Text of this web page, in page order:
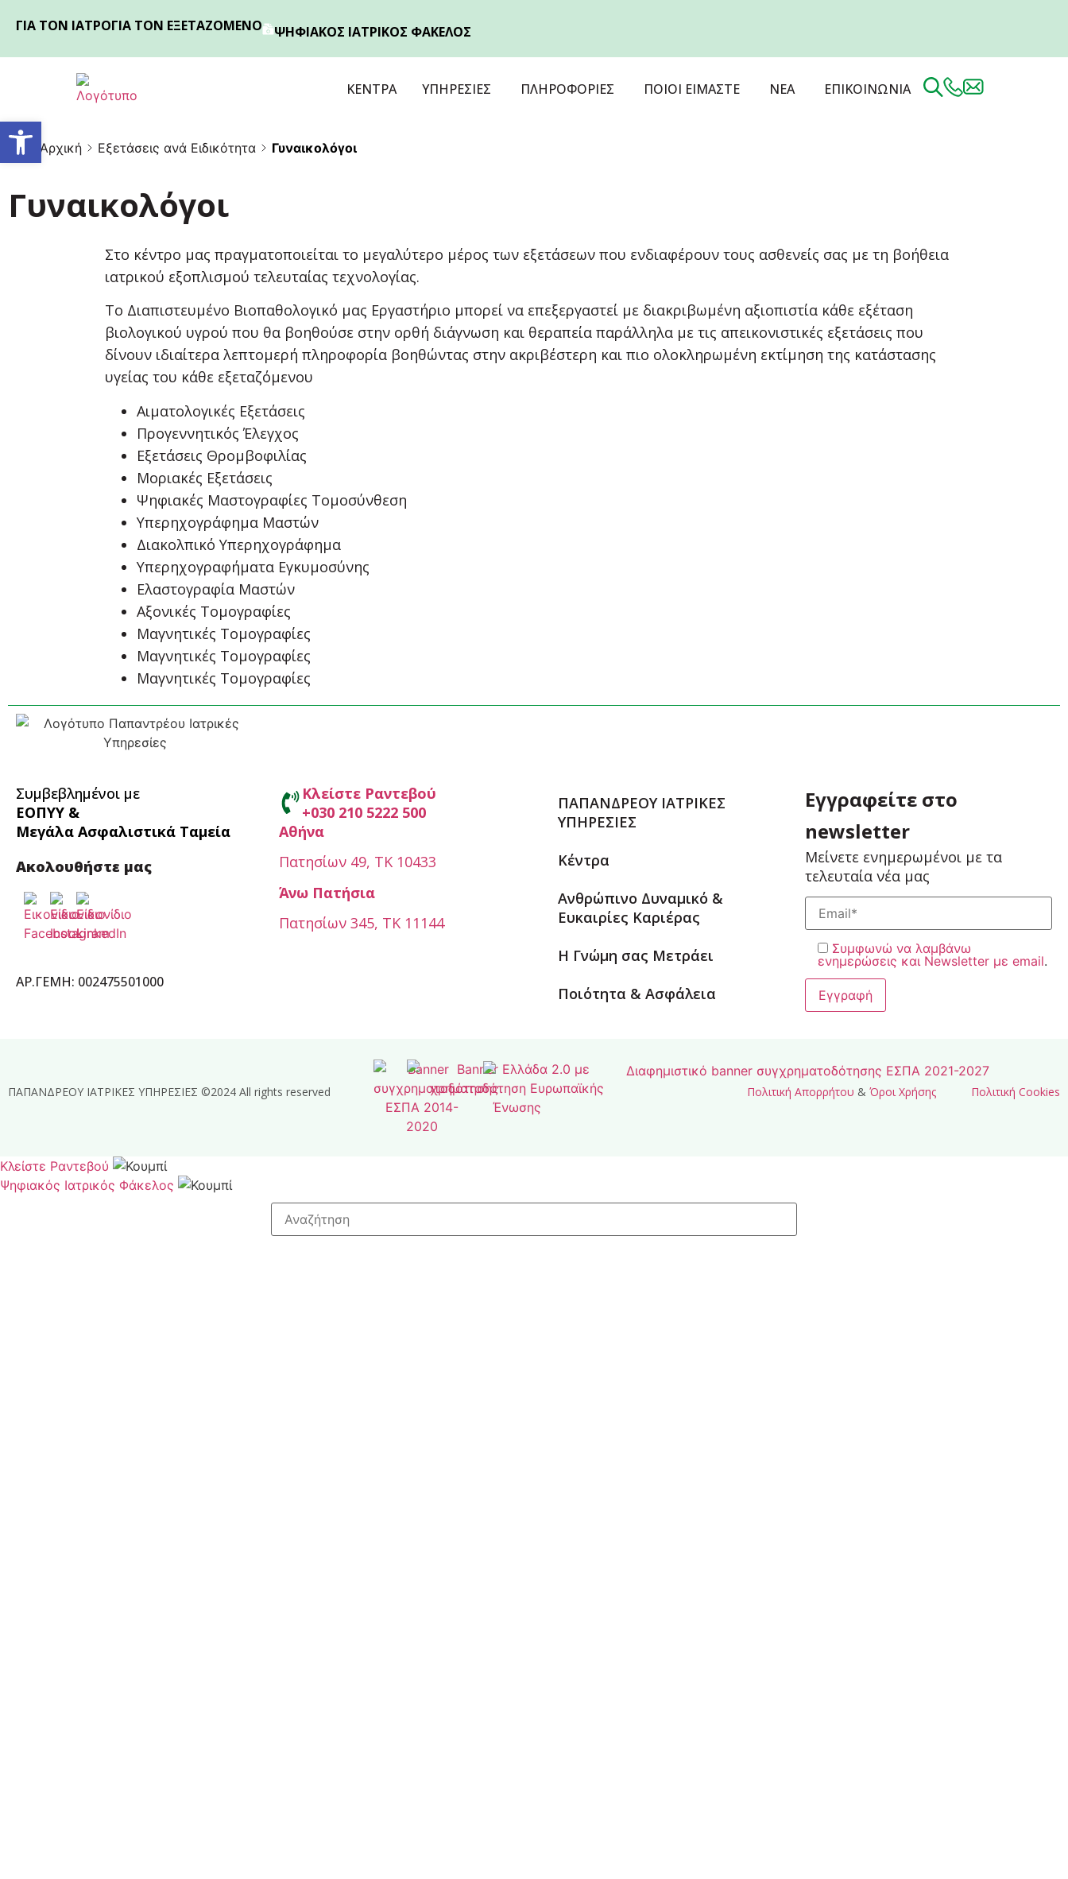
ΓΙΑ ΤΟΝ ΙΑΤΡΟΓΙΑ ΤΟΝ ΕΞΕΤΑΖΟΜΕΝΟ ΨΗΦΙΑΚΟΣ ΙΑΤΡΙΚΟΣ ΦΑΚΕΛΟΣ
ΚΕΝΤΡΑ ΥΠΗΡΕΣΙΕΣ ΠΛΗΡΟΦΟΡΙΕΣ ΠΟΙΟΙ ΕΙΜΑΣΤΕ ΝΕΑ ΕΠΙΚΟΙΝΩΝΙΑ
Αρχική Εξετάσεις ανά Eιδικότητα Γυναικολόγοι
Γυναικολόγοι
Στο κέντρο μας πραγματοποιείται το μεγαλύτερο μέρος των εξετάσεων που ενδιαφέρουν τους ασθενείς σας με τη βοήθεια
ιατρικού εξοπλισμού τελευταίας τεχνολογίας.
Το Διαπιστευμένο Βιοπαθολογικό μας Εργαστήριο μπορεί να επεξεργαστεί με διακριβωμένη αξιοπιστία κάθε εξέταση
βιολογικού υγρού που θα βοηθούσε στην ορθή διάγνωση και θεραπεία παράλληλα με τις απεικονιστικές εξετάσεις που
δίνουν ιδιαίτερα λεπτομερή πληροφορία βοηθώντας στην ακριβέστερη και πιο ολοκληρωμένη εκτίμηση της κατάστασης
υγείας του κάθε εξεταζόμενου
Αιματολογικές Εξετάσεις
Προγεννητικός Έλεγχος
Εξετάσεις Θρομβοφιλίας
Μοριακές Εξετάσεις
Ψηφιακές Μαστογραφίες Τομοσύνθεση
Υπερηχογράφημα Μαστών
Διακολπικό Υπερηχογράφημα
Υπερηχογραφήματα Εγκυμοσύνης
Ελαστογραφία Μαστών
Αξονικές Τομογραφίες
Μαγνητικές Τομογραφίες
Μαγνητικές Τομογραφίες
Μαγνητικές Τομογραφίες
Συμβεβλημένοι με
ΕΟΠΥΥ &
Μεγάλα Ασφαλιστικά Ταμεία
Ακολουθήστε μας
ΑΡ.ΓΕΜΗ: 002475501000
Κλείστε Ραντεβού
+030 210 5222 500
Αθήνα
Πατησίων 49, ΤΚ 10433
Άνω Πατήσια
Πατησίων 345, ΤΚ 11144
ΠΑΠΑΝΔΡΕΟΥ ΙΑΤΡΙΚΕΣ
ΥΠΗΡΕΣΙΕΣ
Κέντρα
Ανθρώπινο Δυναμικό &
Ευκαιρίες Καριέρας
Η Γνώμη σας Μετράει
Ποιότητα & Ασφάλεια
Εγγραφείτε στο
newsletter
Μείνετε ενημερωμένοι με τα
τελευταία νέα μας
Συμφωνώ να λαμβάνω
ενημερώσεις και Newsletter με email.
ΠΑΠΑΝΔΡΕΟΥ ΙΑΤΡΙΚΕΣ ΥΠΗΡΕΣΙΕΣ ©2024 All rights reserved Πολιτική Απορρήτου &Όροι Χρήσης Πολιτική Cookies
Κλείστε Ραντεβού
Ψηφιακός Ιατρικός Φάκελος
Ανοίξτε τη γραμμή εργαλείων